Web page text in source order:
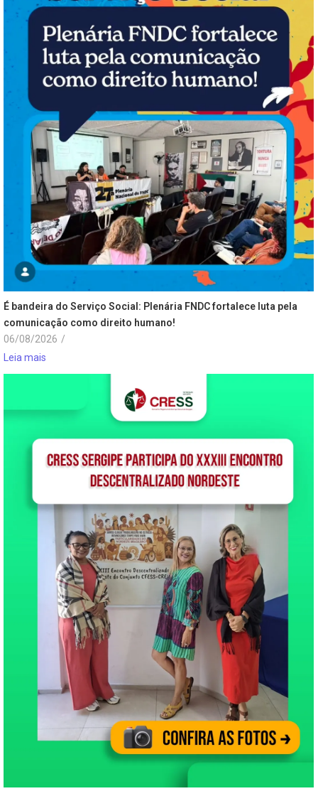
É bandeira do Serviço Social: Plenária FNDC fortalece luta pela
comunicação como direito humano!
06/08/2026 /
Leia mais